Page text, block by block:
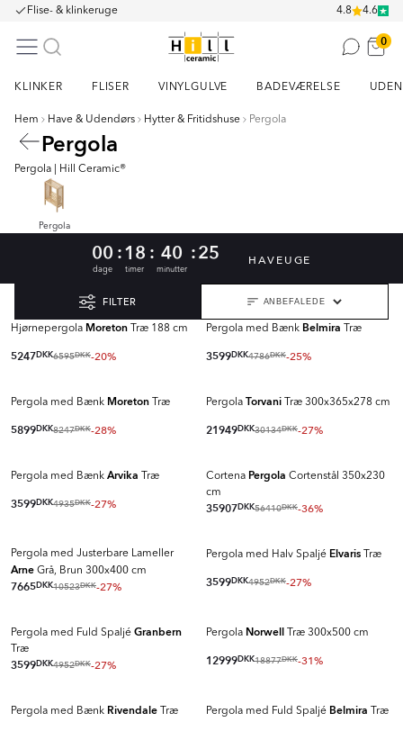
Flise- & klinkeruge 4.8 4.6
0
KLINKER FLISER VINYLGULVE BADEVÆRELSE
Hem Have & Udendørs Hytter & Fritidshuse Pergola
Pergola
Pergola | Hill Ceramic®
Pergola
00
dage
:18
timer
: 40
minutter
:25 HAVEUGE
FILTER
Hjørnepergola Moreton Træ 188 cm
5247DKK6595DKK-20%
Pergola med Bænk Belmira Træ
3599DKK4786DKK-25%
Pergola med Bænk Moreton Træ
5899DKK8247DKK-28%
Pergola Torvani Træ 300x365x278 cm
21949DKK30134DKK-27%
Pergola med Bænk Arvika Træ
3599DKK4935DKK-27%
Cortena Pergola Cortenstål 350x230
cm
35907DKK56410DKK-36%
Pergola med Justerbare Lameller
Arne Grå, Brun 300x400 cm
7665DKK10523DKK-27%
Pergola med Halv Spaljé Elvaris Træ
3599DKK4952DKK-27%
Pergola med Fuld Spaljé Granbern
Træ
3599DKK4952DKK-27%
Pergola Norwell Træ 300x500 cm
12999DKK18877DKK-31%
Pergola med Bænk Rivendale Træ Pergola med Fuld Spaljé Belmira Træ